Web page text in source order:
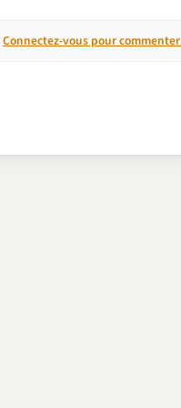
Connectez-vous pour